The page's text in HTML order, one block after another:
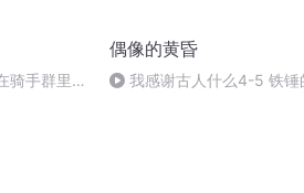
骑手群里炸
偶像的黄昏
我感谢古人什么4-5 铁锤